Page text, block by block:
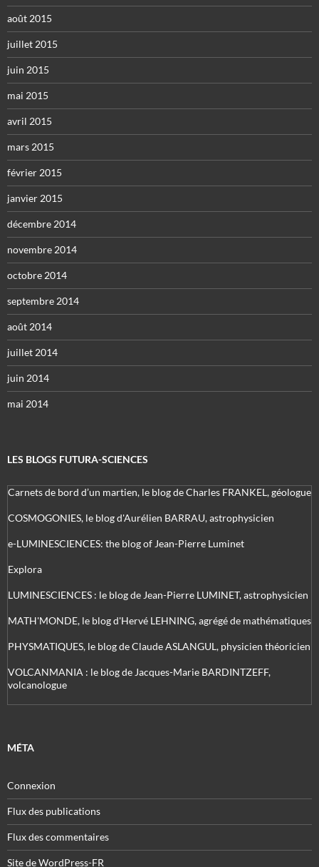
août 2015
juillet 2015
juin 2015
mai 2015
avril 2015
mars 2015
février 2015
janvier 2015
décembre 2014
novembre 2014
octobre 2014
septembre 2014
août 2014
juillet 2014
juin 2014
mai 2014
LES BLOGS FUTURA-SCIENCES
Carnets de bord d’un martien, le blog de Charles FRANKEL, géologue
COSMOGONIES, le blog d'Aurélien BARRAU, astrophysicien
e-LUMINESCIENCES: the blog of Jean-Pierre Luminet
Explora
LUMINESCIENCES : le blog de Jean-Pierre LUMINET, astrophysicien
MATH'MONDE, le blog d'Hervé LEHNING, agrégé de mathématiques
PHYSMATIQUES, le blog de Claude ASLANGUL, physicien théoricien
VOLCANMANIA : le blog de Jacques-Marie BARDINTZEFF,
volcanologue
MÉTA
Connexion
Flux des publications
Flux des commentaires
Site de WordPress-FR